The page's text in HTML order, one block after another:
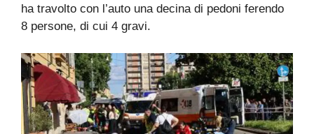
ha travolto con l’auto una decina di pedoni ferendo
8 persone, di cui 4 gravi.